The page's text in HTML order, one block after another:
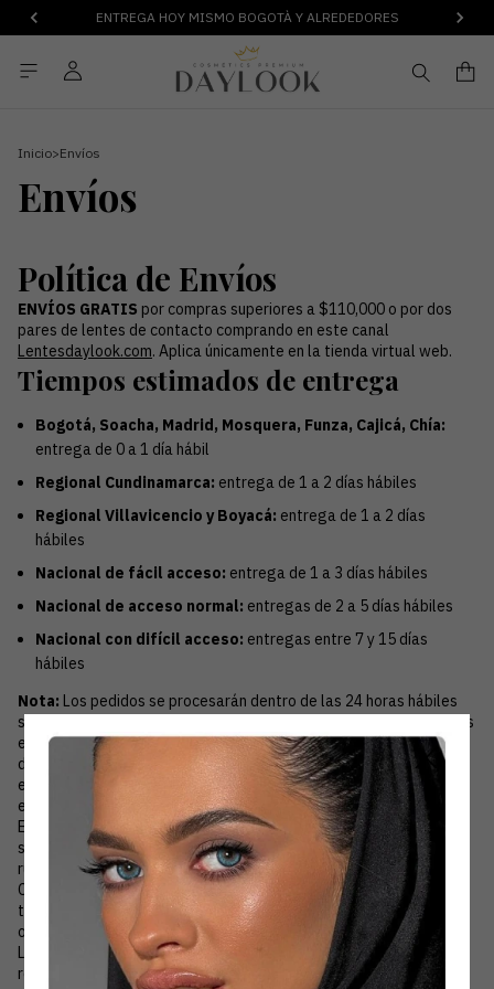
ENTREGA HOY MISMO BOGOTÀ Y ALREDEDORES
Inicio>Envíos
Envíos
Política de Envíos
ENVÍOS GRATIS por compras superiores a $110,000 o por dos
pares de lentes de contacto comprando en este canal
Lentesdaylook.com. Aplica únicamente en la tienda virtual web.
Tiempos estimados de entrega
Bogotá, Soacha, Madrid, Mosquera, Funza, Cajicá, Chía:
entrega de 0 a 1 día hábil
Regional Cundinamarca: entrega de 1 a 2 días hábiles
Regional Villavicencio y Boyacá: entrega de 1 a 2 días
hábiles
Nacional de fácil acceso: entrega de 1 a 3 días hábiles
Nacional de acceso normal: entregas de 2 a 5 días hábiles
Nacional con difícil acceso: entregas entre 7 y 15 días
hábiles
Nota: Los pedidos se procesarán dentro de las 24 horas hábiles
siguientes a la confirmación de la compra en nuestro sitio web. Las
entregas ocurren en promedio entre 1 a 5 días hábiles
dependiendo de la región del país. Los pedidos se procesarán y
enviarán solo en días hábiles de lunes a sábado hasta mediodía,
excepto los días feriados.
El plazo para la entrega de un pedido varía según el lugar
solicitado para la entrega y el rango de ubicación sea urbana o
rural.
Lentes Daylook
acepta pedidos solo para entregas en
Colombia. Para garantizar que no haya errores en la entrega,
todas las direcciones se comprueban con la base de datos de la
oficina de correo. No realizamos entregas a apartados postales.
Los tiempos y fechas de entrega son estimados y pueden haber
retrasos menores debido a factores externos como lluvias